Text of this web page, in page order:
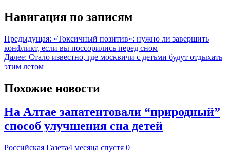
Навигация по записям
Предыдущая: «Токсичный позитив»: нужно ли завершить
конфликт, если вы поссорились перед сном
Далее: Стало известно, где москвичи с детьми будут отдыхать
этим летом
Похожие новости
На Алтае запатентовали “природный”
способ улучшения сна детей
Российская Газета4 месяца спустя 0